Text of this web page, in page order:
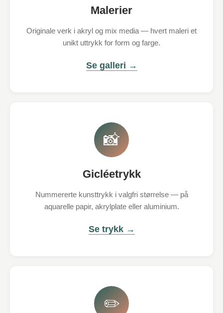
Malerier
Originale verk i akryl og mix media — hvert maleri et
unikt uttrykk for form og farge.
Se galleri →
📸
Gicléetrykk
Nummererte kunsttrykk i valgfri størrelse — på
aquarelle papir, akrylplate eller aluminium.
Se trykk →
✏️